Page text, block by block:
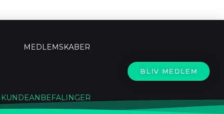
MEDLEMSKABER
KUNDEANBEFALINGER
BLIV MEDLEM